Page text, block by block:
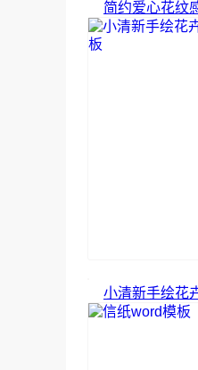
简约爱心花纹
小清新手绘花